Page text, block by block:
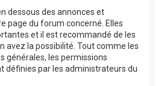
dessous des annonces et
page du forum concerné. Elles
et il est recommandé de les
avez la possibilité. Tout comme les
générales, les permissions
définies par les administrateurs du